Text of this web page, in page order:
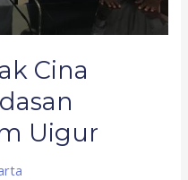
Cina
Uigur